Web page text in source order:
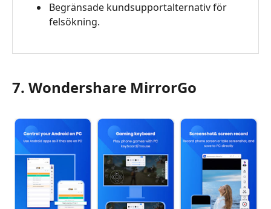
Begränsade kundsupportalternativ för
felsökning.
7. Wondershare MirrorGo